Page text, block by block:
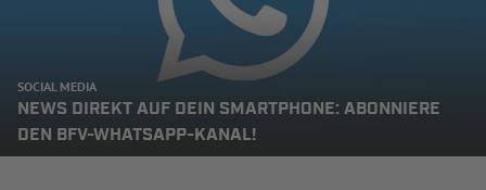
SOCIAL MEDIA
NEWS DIREKT AUF DEIN SMARTPHONE: ABONNIERE
DEN BFV-WHATSAPP-KANAL!